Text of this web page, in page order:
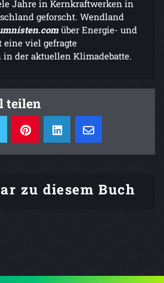
Jahre in Kernkraftwerken in
geforscht. Wendland
über Energie- und
viel gefragte
in der aktuellen Klimadebatte.
teilen
zu diesem Buch